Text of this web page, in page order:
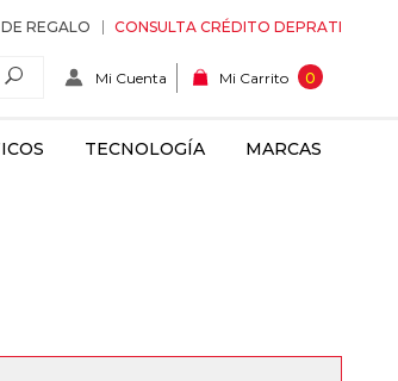
REGALO CONSULTA CRÉDITO DEPRATI
Mi Cuenta Mi Carrito 0
TECNOLOGÍA MARCAS